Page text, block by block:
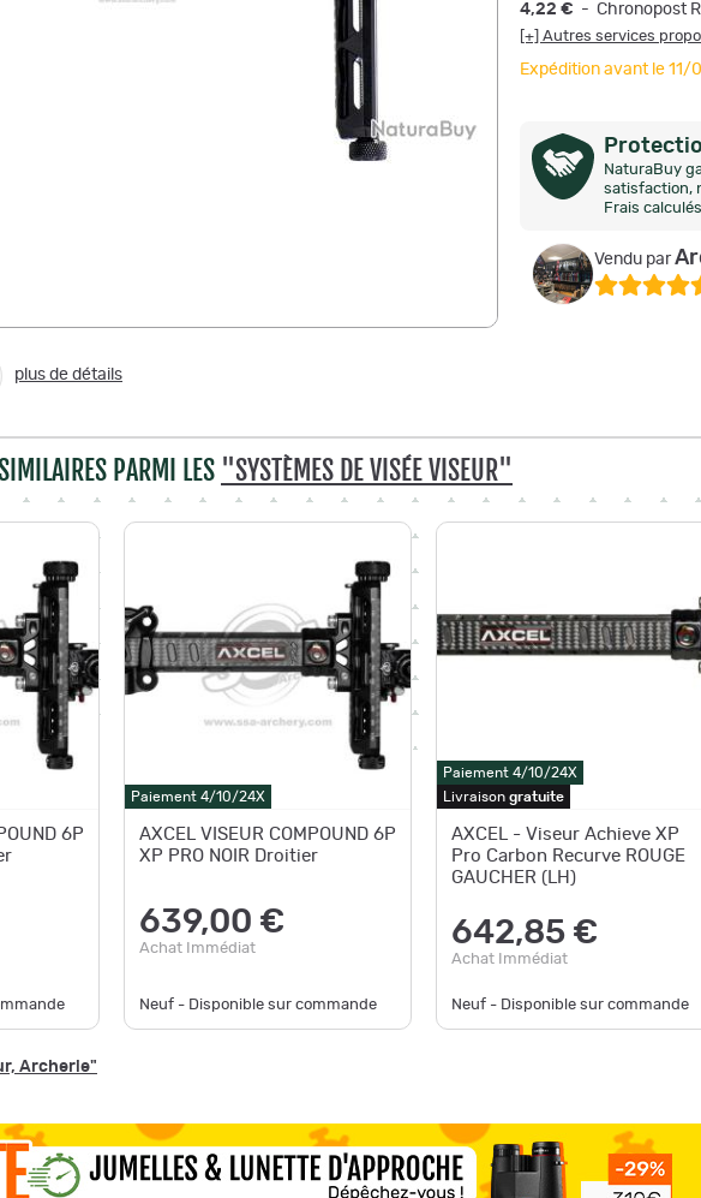
plus de détails
4,22 € - Chronopost
[+] Autres services
Expédition avant le
NaturaBuy
satisfaction,
Frais
Vendu par
PARMI LES "SYSTÈMES DE VISÉE VISEUR"
6P
Paiement 4/10/24X
AXCEL VISEUR COMPOUND 6P
XP PRO NOIR Droitier
639,00 €
Achat Immédiat
Neuf - Disponible sur commande
Paiement 4/10/24X
Livraison gratuite
AXCEL - Viseur Achieve XP
Pro Carbon Recurve ROUGE
GAUCHER (LH)
642,85 €
Achat Immédiat
Neuf - Disponible sur commande
Archerie"